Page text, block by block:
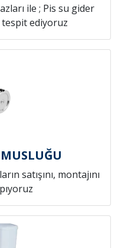
ile ; Pis su gider
tespit ediyoruz
satışını, montajını